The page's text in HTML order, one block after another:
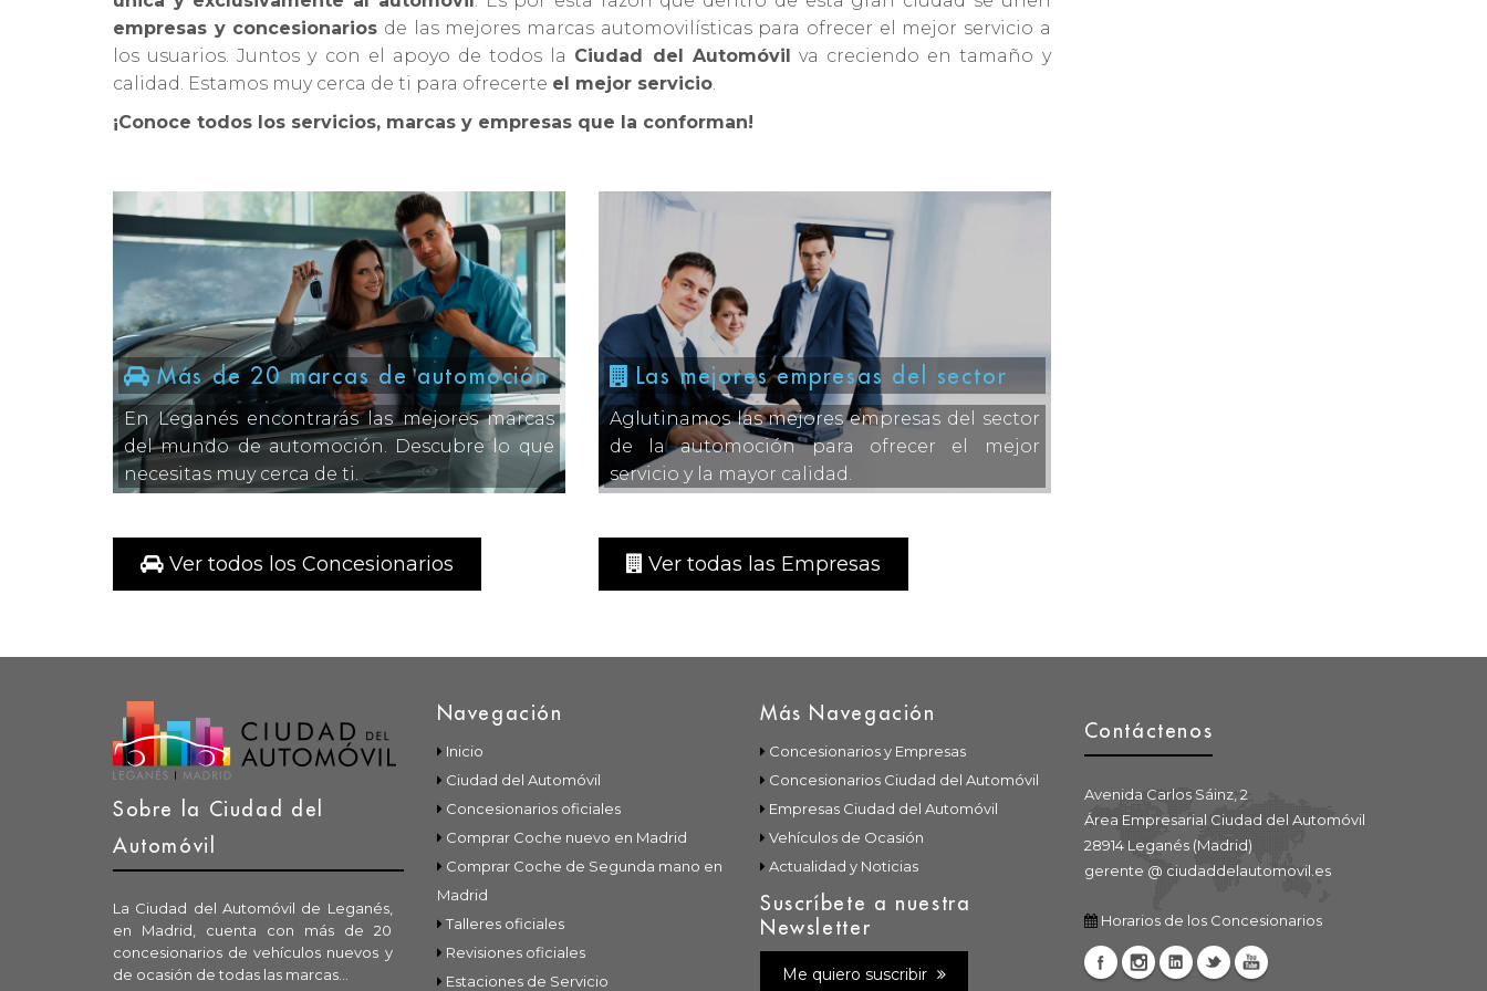
empresas y concesionarios de las mejores marcas automovilísticas para ofrecer el mejor servicio a
los usuarios. Juntos y con el apoyo de todos la Ciudad del Automóvil va creciendo en tamaño y
calidad. Estamos muy cerca de ti para ofrecerte el mejor servicio.
¡Conoce todos los servicios, marcas y empresas que la conforman!
Más de 20 marcas de automoción
En Leganés encontrarás las mejores marcas
del mundo de automoción. Descubre lo que
necesitas muy cerca de ti.
Ver todos los Concesionarios
Las mejores empresas del sector
Aglutinamos las mejores empresas del sector
de la automoción para ofrecer el mejor
servicio y la mayor calidad.
Ver todas las Empresas
Sobre la Ciudad del
Automóvil
La Ciudad del Automóvil de Leganés,
en Madrid, cuenta con más de 20
concesionarios de vehículos nuevos y
de ocasión de todas las marcas...
Navegación
Inicio
Ciudad del Automóvil
Concesionarios oficiales
Comprar Coche nuevo en Madrid
Comprar Coche de Segunda mano en
Madrid
Talleres oficiales
Revisiones oficiales
Estaciones de Servicio
Más Navegación
Concesionarios y Empresas
Concesionarios Ciudad del Automóvil
Empresas Ciudad del Automóvil
Vehículos de Ocasión
Actualidad y Noticias
Suscríbete a nuestra
Newsletter
Me quiero suscribir
Contáctenos
Avenida Carlos Sáinz, 2
Área Empresarial Ciudad del Automóvil
28914 Leganés (Madrid)
gerente @ ciudaddelautomovil.es
Horarios de los Concesionarios